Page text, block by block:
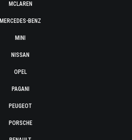
MCLAREN
MERCEDES-BENZ
MINI
NISSAN
OPEL
PAGANI
PEUGEOT
PORSCHE